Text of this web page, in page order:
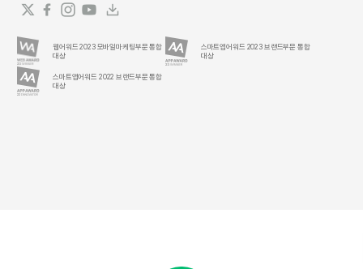
웹어워드 2023 모바일마케팅부문 통합
대상
스마트앱어워드 2023 브랜드부문 통합
대상
스마트앱어워드 2022 브랜드부문 통합
대상